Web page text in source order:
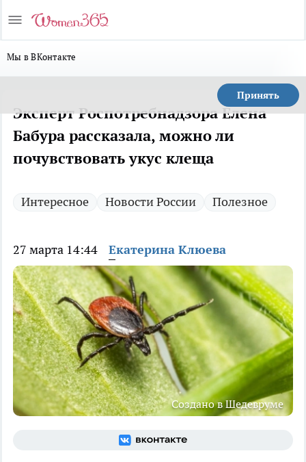
Мы в ВКонтакте
Принять
Эксперт Роспотребнадзора Елена
Бабура рассказала, можно ли
почувствовать укус клеща
Интересное Новости России Полезное
27 марта 14:44 Екатерина Клюева
Создано в Шедевруме